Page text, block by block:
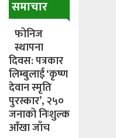
समाचार
फोनिज
स्थापना
दिवस: पत्रकार
लिम्बुलाई ‘कृष्ण
देवान स्मृति
पुरस्कार’, २५०
जनाको निःशुल्क
आँखा जाँच